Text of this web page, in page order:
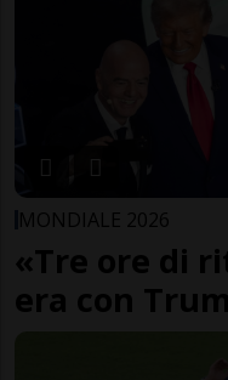
MONDIALE 2026
«Tre ore di
era con